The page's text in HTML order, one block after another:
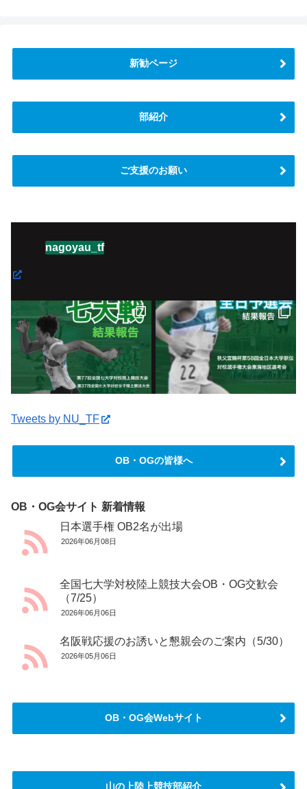
新勧ページ
部紹介
ご支援のお願い
nagoyau_tf
Tweets by NU_TF
OB・OGの皆様へ
OB・OG会サイト 新着情報
日本選手権 OB2名が出場
2026年06月08日
全国七大学対校陸上競技大会OB・OG交歓会
（7/25）
2026年06月06日
名阪戦応援のお誘いと懇親会のご案内（5/30）
2026年05月06日
OB・OG会Webサイト
山の上陸上競技部紹介